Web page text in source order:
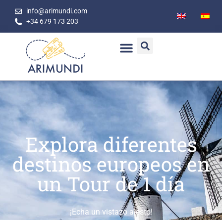
info@arimundi.com
+34 679 173 203
Explora diferentes
destinos europeos en
un Tour de 1 día
¡Echa un vistazo a esto!